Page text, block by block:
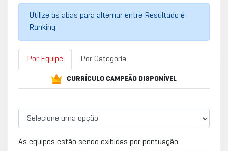
Utilize as abas para alternar entre Resultado e
Ranking
Por Equipe Por Categoria
CURRÍCULO CAMPEÃO DISPONÍVEL
As equipes estão sendo exibidas por pontuação.